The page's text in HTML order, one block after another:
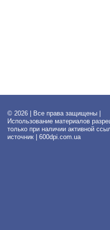
© 2026 | Все права защищены |
Использование материалов
только при наличии активной
источник | 600dpi.com.ua